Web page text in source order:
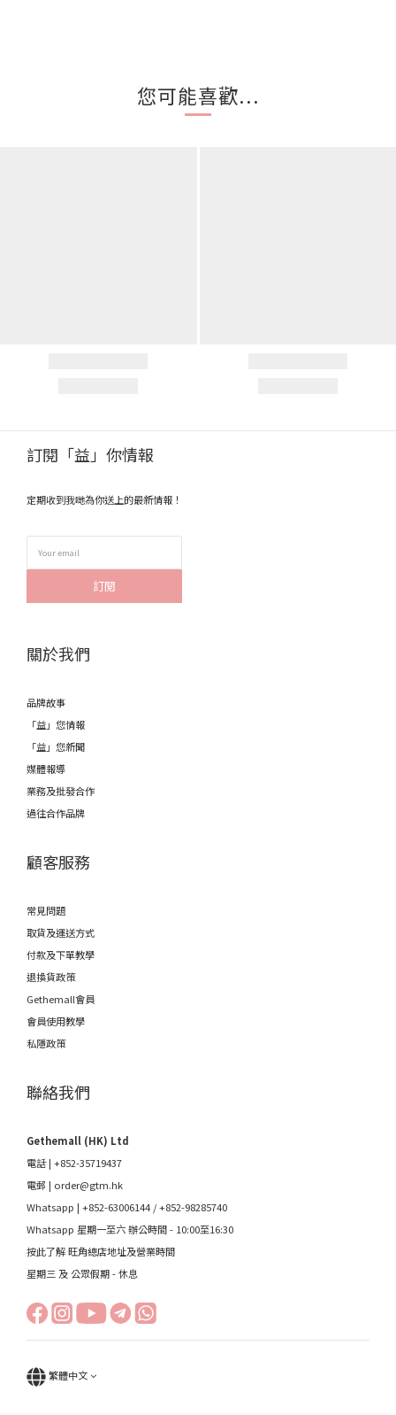
您可能喜歡...
訂閱「益」你情報
定期收到我哋為你送上的最新情報！
訂閱
關於我們
品牌故事
「益」您情報
「益」您新聞
媒體報導
業務及批發合作
過往合作品牌
顧客服務
常見問題
取貨及運送方式
付款及下單教學
退換貨政策
Gethemall會員
會員使用教學
私隱政策
聯絡我們
Gethemall (HK) Ltd
電話 | +852-35719437
電郵 | order@gtm.hk
Whatsapp | +852-63006144 /+852-98285740
Whatsapp 星期一至六 辦公時間 - 10:00至16:30
按此了解 旺角總店地址及營業時間
星期三 及 公眾假期 - 休息
繁體中文